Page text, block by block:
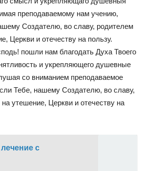
преподаваемому нам учению,
Создателю, во славу, родителем
Церкви и отечеству на пользу.
пошли нам благодать Духа Твоего
и укрепляющего душевные
со вниманием преподаваемое
Тебе, нашему Создателю, во славу,
утешение, Церкви и отечеству на
лечение с